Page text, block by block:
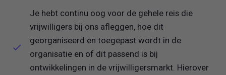
Je hebt continu oog voor de gehele reis die
vrijwilligers bij ons afleggen, hoe dit
georganiseerd en toegepast wordt in de
organisatie en of dit passend is bij
ontwikkelingen in de vrijwilligersmarkt. Hierover